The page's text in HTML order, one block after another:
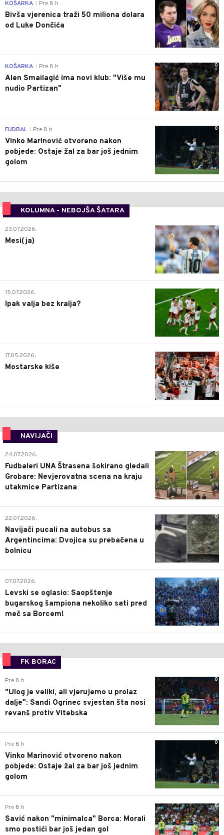
0
KOŠARKA Pre 8 h
Bivša vjerenica traži 50 miliona dolara
od Luke Dončića
0
KOŠARKA Pre 8 h
Alen Smailagić ima novi klub: "Više mu
nudio Partizan"
0
FUDBAL Pre 8 h
Vinko Marinović otvoreno nakon
pobjede: Ostaje žal za bar još jednim
golom
KOLUMNA - NEBOJŠA ŠATARA
0
23.07.2026.
Mesi(ja)
2
15.07.2026.
Ipak valja bez kralja?
0
17.05.2026.
Mostarske kiše
NAVIJAČI
0
24.07.2026.
Fudbaleri UNA Štrasena šokirano gledali
Grobare: Nevjerovatna scena na kraju
utakmice Partizana
0
22.07.2026.
Navijači pucali na autobus sa
Argentincima: Dvojica su prebačena u
bolnicu
1
07.07.2026.
Levski se oglasio: Saopštenje
bugarskog šampiona nekoliko sati pred
meč sa Borcem!
FK BORAC
0
Pre 8 h
"Ulog je veliki, ali vjerujemo u prolaz
dalje": Sandi Ogrinec svjestan šta nosi
revanš protiv Vitebska
0
Pre 8 h
Vinko Marinović otvoreno nakon
pobjede: Ostaje žal za bar još jednim
golom
0
Pre 8 h
Savić nakon "minimalca" Borca: Morali
smo postići bar još jedan gol